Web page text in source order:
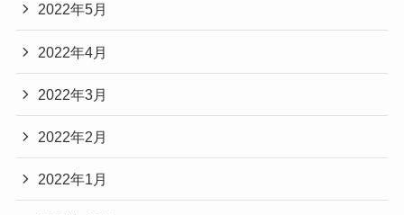
2022年5月
2022年4月
2022年3月
2022年2月
2022年1月